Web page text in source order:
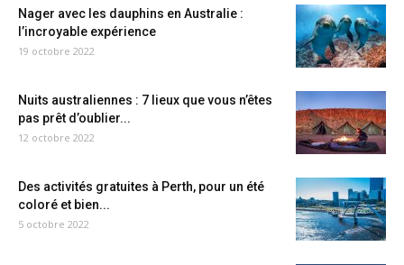
Nager avec les dauphins en Australie :
l’incroyable expérience
19 octobre 2022
Nuits australiennes : 7 lieux que vous n’êtes
pas prêt d’oublier...
12 octobre 2022
Des activités gratuites à Perth, pour un été
coloré et bien...
5 octobre 2022